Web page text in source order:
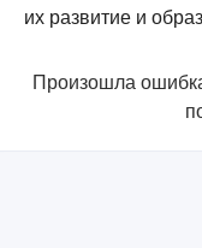
их развитие и
Произошла